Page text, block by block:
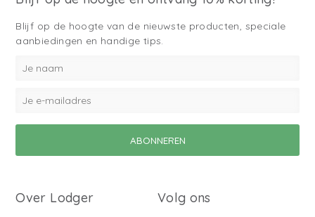
Blijf op de hoogte van de nieuwste producten, speciale
aanbiedingen en handige tips.
Over Lodger Volg ons